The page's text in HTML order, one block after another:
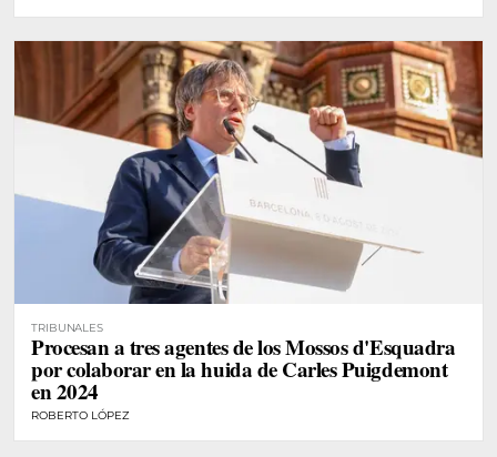
TRIBUNALES
Procesan a tres agentes de los Mossos d'Esquadra
por colaborar en la huida de Carles Puigdemont
en 2024
ROBERTO LÓPEZ